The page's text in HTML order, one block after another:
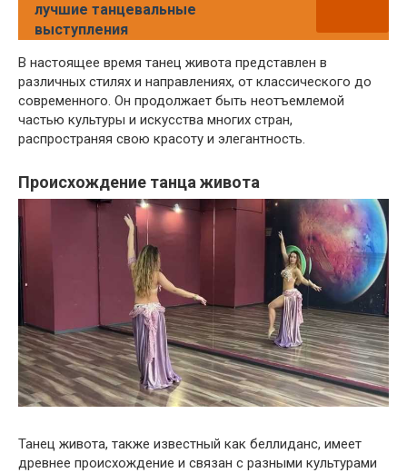
лучшие танцевальные
выступления
В настоящее время танец живота представлен в
различных стилях и направлениях, от классического до
современного. Он продолжает быть неотъемлемой
частью культуры и искусства многих стран,
распространяя свою красоту и элегантность.
Происхождение танца живота
Танец живота, также известный как беллиданс, имеет
древнее происхождение и связан с разными культурами